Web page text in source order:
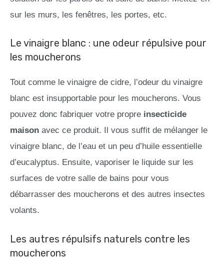
sur les murs, les fenêtres, les portes, etc.
Le vinaigre blanc : une odeur répulsive pour
les moucherons
Tout comme le vinaigre de cidre, l’odeur du vinaigre
blanc est insupportable pour les moucherons. Vous
pouvez donc fabriquer votre propre insecticide
maison avec ce produit. Il vous suffit de mélanger le
vinaigre blanc, de l’eau et un peu d’huile essentielle
d’eucalyptus. Ensuite, vaporiser le liquide sur les
surfaces de votre salle de bains pour vous
débarrasser des moucherons et des autres insectes
volants.
Les autres répulsifs naturels contre les
moucherons